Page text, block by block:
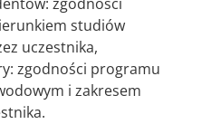
studiów
uczestnika,
zgodności programu
i zakresem